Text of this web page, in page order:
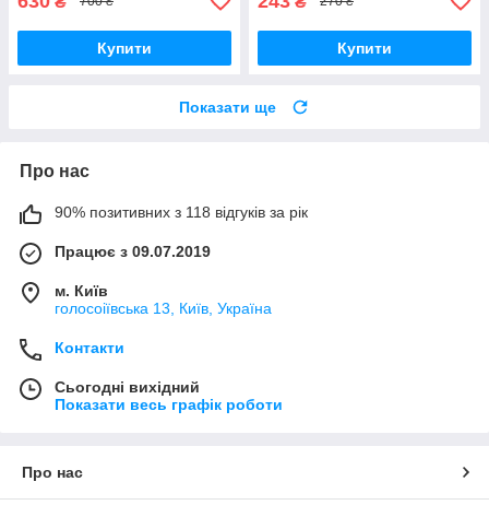
Купити Купити
Показати ще
Про нас
90% позитивних з 118 відгуків за рік
Працює з 09.07.2019
м. Київ
голосоіївська 13, Київ, Україна
Контакти
Сьогодні вихідний
Показати весь графік роботи
Про нас